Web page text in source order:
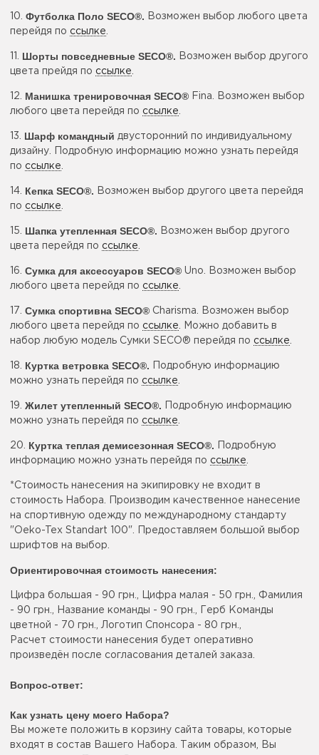
10. Футболка Поло SECO®.
Возможен выбор любого цвета
перейдя по ссылке
Шорты повседневные SECO®.
Возможен выбор другого
цвета прейдя по ссылке
12. Манишка тренировочная SECO® Fina. Возможен выбор
любого цвета перейдя по ссылке
13. Шарф командный двусторонний по индивидуальному
дизайну. Подробную информацию можно узнать перейдя
по ссылке
14. Кепка SECO®. Возможен выбор другого цвета перейдя
по ссылке
15. Шапка утепленная SECO®. Возможен выбор другого
цвета перейдя по ссылке
16. Сумка для аксессуаров SECO® Uno. Возможен выбор
любого цвета перейдя по ссылке
17. Сумка спортивна SECO® Charisma. Возможен выбор
любого цвета перейдя по ссылке . Можно добавить в
набор любую модель Сумки SECO® перейдя по ссылке
18. Куртка ветровка SECO®.
Подробную информацию
можно узнать перейдя по ссылке
19. Жилет утепленный SECO®.
Подробную информацию
можно узнать перейдя по ссылке
20. Куртка теплая демисезонная SECO®.
Подробную
информацию можно узнать перейдя по ссылке
*Стоимость нанесения на экипировку не входит в
стоимость Набора. Производим качественное нанесение
на спортивную одежду по международному стандарту
"Oeko-Tex Standart 100". Предоставляем большой выбор
шрифтов на выбор.
Ориентировочная стоимость нанесения:
Цифра большая - 90 грн., Цифра малая - 50 грн., Фамилия
- 90 грн., Название команды - 90 грн., Герб Команды
цветной - 70 грн., Логотип Спонсора - 80 грн.,
Расчет стоимости нанесения будет оперативно
произведён после согласования деталей заказа.
Вопрос-ответ:
Как узнать цену моего Набора?
Вы можете положить в корзину сайта товары, которые
входят в состав Вашего Набора. Таким образом, Вы